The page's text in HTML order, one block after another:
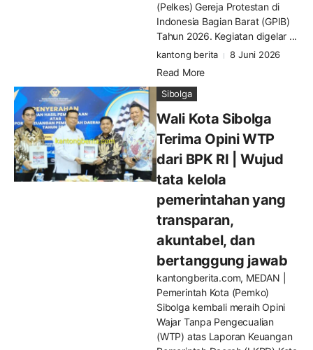
(Pelkes) Gereja Protestan di
Indonesia Bagian Barat (GPIB)
Tahun 2026. Kegiatan digelar ...
kantong berita 8 Juni 2026
Read More
Sibolga
Wali Kota Sibolga
Terima Opini WTP
dari BPK RI | Wujud
tata kelola
pemerintahan yang
transparan,
akuntabel, dan
bertanggung jawab
kantongberita.com, MEDAN |
Pemerintah Kota (Pemko)
Sibolga kembali meraih Opini
Wajar Tanpa Pengecualian
(WTP) atas Laporan Keuangan